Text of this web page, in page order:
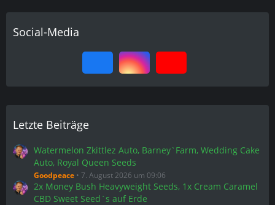
Social-Media
Letzte Beiträge
Watermelon Zkittlez Auto, Barney`Farm, Wedding Cake
Auto, Royal Queen Seeds
Goodpeace 7. August 2026 um 09:06
2x Money Bush Heavyweight Seeds, 1x Cream Caramel
CBD Sweet Seed`s auf Erde